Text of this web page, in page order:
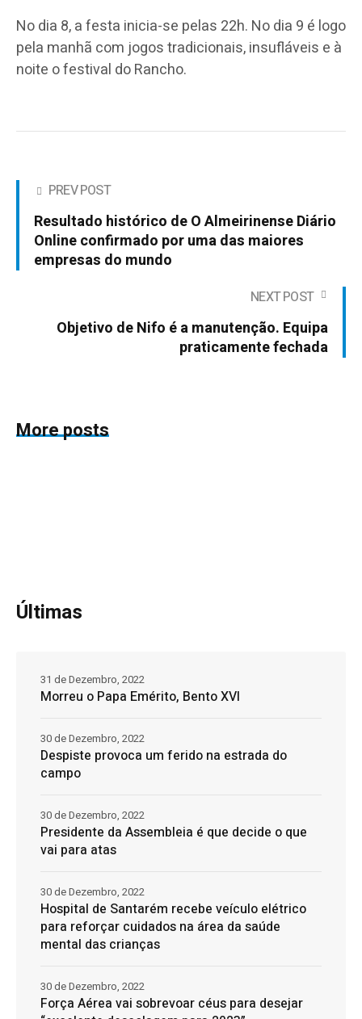
No dia 8, a festa inicia-se pelas 22h. No dia 9 é logo
pela manhã com jogos tradicionais, insufláveis e à
noite o festival do Rancho.
PREV POST
Resultado histórico de O Almeirinense Diário
Online confirmado por uma das maiores
empresas do mundo
NEXT POST
Objetivo de Nifo é a manutenção. Equipa
praticamente fechada
More posts
Últimas
Morreu o Papa Emérito, Bento XVI
31 de Dezembro, 2022
Despiste provoca um ferido na estrada do
campo
30 de Dezembro, 2022
Presidente da Assembleia é que decide o que
vai para atas
30 de Dezembro, 2022
Hospital de Santarém recebe veículo elétrico
para reforçar cuidados na área da saúde
mental das crianças
30 de Dezembro, 2022
Força Aérea vai sobrevoar céus para desejar
30 de Dezembro, 2022